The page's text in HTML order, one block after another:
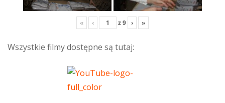
« ‹ z9 › »
Wszystkie filmy dostępne są tutaj: